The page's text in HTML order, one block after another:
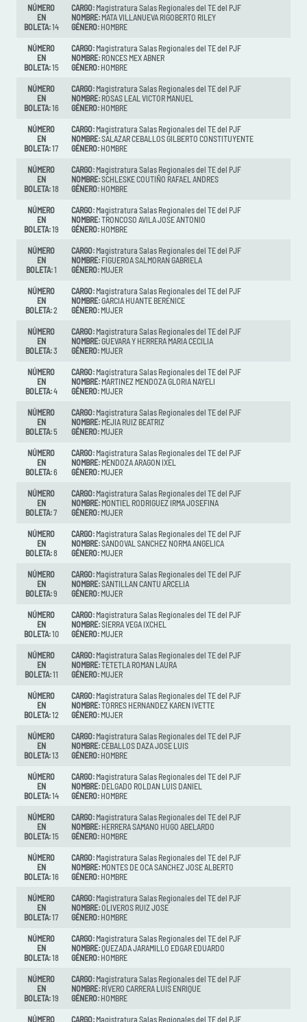
NÚMERO
EN
BOLETA:14
CARGO: Magistratura Salas Regionales del TE del PJF
NOMBRE: MATA VILLANUEVA RIGOBERTO RILEY
GÉNERO: HOMBRE
NÚMERO
EN
BOLETA:15
CARGO: Magistratura Salas Regionales del TE del PJF
NOMBRE: RONCES MEX ABNER
GÉNERO: HOMBRE
NÚMERO
EN
BOLETA:16
CARGO: Magistratura Salas Regionales del TE del PJF
NOMBRE: ROSAS LEAL VICTOR MANUEL
GÉNERO: HOMBRE
NÚMERO
EN
BOLETA:17
CARGO: Magistratura Salas Regionales del TE del PJF
NOMBRE:SALAZAR CEBALLOS GILBERTO CONSTITUYENTE
GÉNERO: HOMBRE
NÚMERO
EN
BOLETA:18
CARGO: Magistratura Salas Regionales del TE del PJF
NOMBRE:SCHLESKE COUTIÑO RAFAEL ANDRES
GÉNERO: HOMBRE
NÚMERO
EN
BOLETA:19
CARGO: Magistratura Salas Regionales del TE del PJF
NOMBRE:TRONCOSO AVILA JOSE ANTONIO
GÉNERO: HOMBRE
NÚMERO
EN
BOLETA:1
CARGO: Magistratura Salas Regionales del TE del PJF
NOMBRE: FIGUEROA SALMORAN GABRIELA
GÉNERO: MUJER
NÚMERO
EN
BOLETA:2
CARGO: Magistratura Salas Regionales del TE del PJF
NOMBRE:GARCIA HUANTE BERENICE
GÉNERO: MUJER
NÚMERO
EN
BOLETA:3
CARGO: Magistratura Salas Regionales del TE del PJF
NOMBRE:GUEVARA Y HERRERA MARIA CECILIA
GÉNERO: MUJER
NÚMERO
EN
BOLETA:4
CARGO: Magistratura Salas Regionales del TE del PJF
NOMBRE: MARTINEZ MENDOZA GLORIA NAYELI
GÉNERO: MUJER
NÚMERO
EN
BOLETA:5
CARGO: Magistratura Salas Regionales del TE del PJF
NOMBRE: MEJIA RUIZ BEATRIZ
GÉNERO: MUJER
NÚMERO
EN
BOLETA:6
CARGO: Magistratura Salas Regionales del TE del PJF
NOMBRE: MENDOZA ARAGON IXEL
GÉNERO: MUJER
NÚMERO
EN
BOLETA:7
CARGO: Magistratura Salas Regionales del TE del PJF
NOMBRE: MONTIEL RODRIGUEZ IRMA JOSEFINA
GÉNERO: MUJER
NÚMERO
EN
BOLETA:8
CARGO: Magistratura Salas Regionales del TE del PJF
NOMBRE:SANDOVAL SANCHEZ NORMA ANGELICA
GÉNERO: MUJER
NÚMERO
EN
BOLETA:9
CARGO: Magistratura Salas Regionales del TE del PJF
NOMBRE:SANTILLAN CANTU ARCELIA
GÉNERO: MUJER
NÚMERO
EN
BOLETA:10
CARGO: Magistratura Salas Regionales del TE del PJF
NOMBRE:SIERRA VEGA IXCHEL
GÉNERO: MUJER
NÚMERO
EN
BOLETA:11
CARGO: Magistratura Salas Regionales del TE del PJF
NOMBRE:TETETLA ROMAN LAURA
GÉNERO: MUJER
NÚMERO
EN
BOLETA:12
CARGO: Magistratura Salas Regionales del TE del PJF
NOMBRE:TORRES HERNANDEZ KAREN IVETTE
GÉNERO: MUJER
NÚMERO
EN
BOLETA:13
CARGO: Magistratura Salas Regionales del TE del PJF
NOMBRE:CEBALLOS DAZA JOSE LUIS
GÉNERO: HOMBRE
NÚMERO
EN
BOLETA:14
CARGO: Magistratura Salas Regionales del TE del PJF
NOMBRE: DELGADO ROLDAN LUIS DANIEL
GÉNERO: HOMBRE
NÚMERO
EN
BOLETA:15
CARGO: Magistratura Salas Regionales del TE del PJF
NOMBRE: HERRERA SAMANO HUGO ABELARDO
GÉNERO: HOMBRE
NÚMERO
EN
BOLETA:16
CARGO: Magistratura Salas Regionales del TE del PJF
NOMBRE: MONTES DE OCA SANCHEZ JOSE ALBERTO
GÉNERO: HOMBRE
NÚMERO
EN
BOLETA:17
CARGO: Magistratura Salas Regionales del TE del PJF
NOMBRE:OLIVEROS RUIZ JOSE
GÉNERO: HOMBRE
NÚMERO
EN
BOLETA:18
CARGO: Magistratura Salas Regionales del TE del PJF
NOMBRE:QUEZADA JARAMILLO EDGAR EDUARDO
GÉNERO: HOMBRE
NÚMERO
EN
BOLETA:19
CARGO: Magistratura Salas Regionales del TE del PJF
NOMBRE: RIVERO CARRERA LUIS ENRIQUE
GÉNERO: HOMBRE
NÚMERO CARGO: Magistratura Salas Regionales del TE del PJF